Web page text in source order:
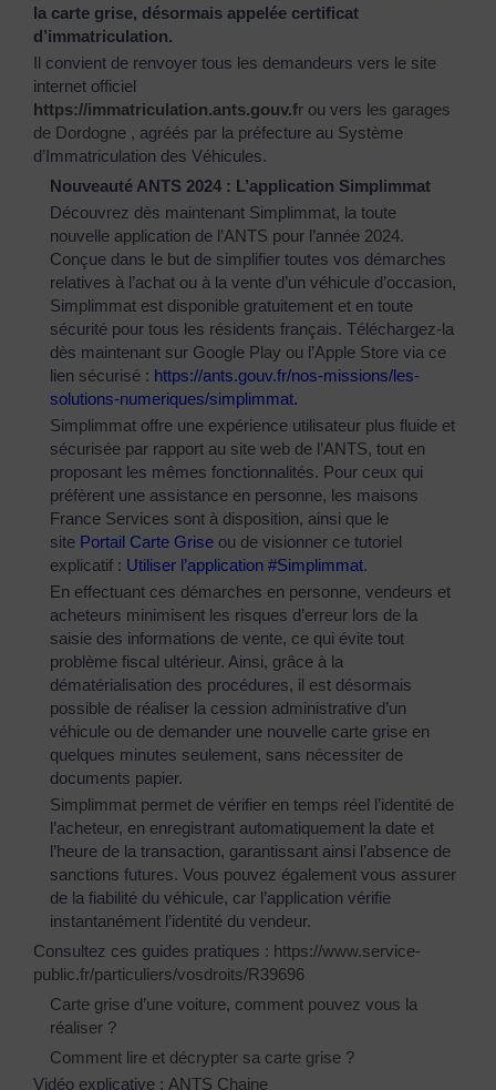
la carte grise, désormais appelée certificat
d’immatriculation.
Il convient de renvoyer tous les demandeurs vers le site
internet officiel
https://immatriculation.ants.gouv.fr ou vers les garages
de Dordogne , agréés par la préfecture au Système
d’Immatriculation des Véhicules.
Nouveauté ANTS 2024 : L’application Simplimmat
Découvrez dès maintenant Simplimmat, la toute
nouvelle application de l’ANTS pour l’année 2024.
Conçue dans le but de simplifier toutes vos démarches
relatives à l’achat ou à la vente d’un véhicule d’occasion,
Simplimmat est disponible gratuitement et en toute
sécurité pour tous les résidents français. Téléchargez-la
dès maintenant sur Google Play ou l’Apple Store via ce
lien sécurisé : https://ants.gouv.fr/nos-missions/les-
solutions-numeriques/simplimmat.
Simplimmat offre une expérience utilisateur plus fluide et
sécurisée par rapport au site web de l’ANTS, tout en
proposant les mêmes fonctionnalités. Pour ceux qui
préfèrent une assistance en personne, les maisons
France Services sont à disposition, ainsi que le
site Portail Carte Grise ou de visionner ce tutoriel
explicatif : Utiliser l’application #Simplimmat.
En effectuant ces démarches en personne, vendeurs et
acheteurs minimisent les risques d’erreur lors de la
saisie des informations de vente, ce qui évite tout
problème fiscal ultérieur. Ainsi, grâce à la
dématérialisation des procédures, il est désormais
possible de réaliser la cession administrative d’un
véhicule ou de demander une nouvelle carte grise en
quelques minutes seulement, sans nécessiter de
documents papier.
Simplimmat permet de vérifier en temps réel l’identité de
l’acheteur, en enregistrant automatiquement la date et
l’heure de la transaction, garantissant ainsi l’absence de
sanctions futures. Vous pouvez également vous assurer
de la fiabilité du véhicule, car l’application vérifie
instantanément l’identité du vendeur.
Consultez ces guides pratiques : https://www.service-
public.fr/particuliers/vosdroits/R39696
Carte grise d’une voiture, comment pouvez vous la
réaliser ?
Comment lire et décrypter sa carte grise ?
Vidéo explicative : ANTS Chaine